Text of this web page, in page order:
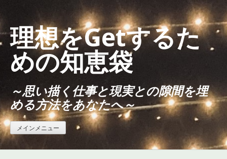
ン
テ
ン
キ
ッ
プ
理想をGetするた
めの知恵袋
～思い描く仕事と現実との隙間を埋
める方法をあなたへ～
メインメニュー